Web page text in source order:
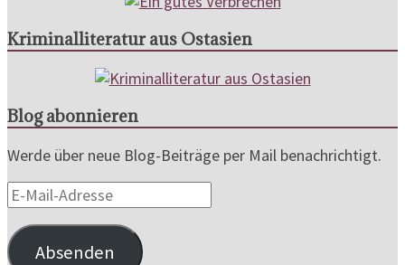
Kriminalliteratur aus Ostasien
Blog abonnieren
Werde über neue Blog-Beiträge per Mail benachrichtigt.
E-
Mail-
Adresse
Absenden